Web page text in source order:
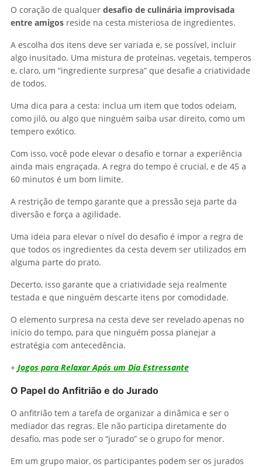
O coração de qualquer desafio de culinária improvisada
entre amigos reside na cesta misteriosa de ingredientes.
A escolha dos itens deve ser variada e, se possível, incluir
algo inusitado. Uma mistura de proteínas, vegetais, temperos
e, claro, um “ingrediente surpresa” que desafie a criatividade
de todos.
Uma dica para a cesta: inclua um item que todos odeiam,
como jiló, ou algo que ninguém saiba usar direito, como um
tempero exótico.
Com isso, você pode elevar o desafio e tornar a experiência
ainda mais engraçada. A regra do tempo é crucial, e de 45 a
60 minutos é um bom limite.
A restrição de tempo garante que a pressão seja parte da
diversão e força a agilidade.
Uma ideia para elevar o nível do desafio é impor a regra de
que todos os ingredientes da cesta devem ser utilizados em
alguma parte do prato.
Decerto, isso garante que a criatividade seja realmente
testada e que ninguém descarte itens por comodidade.
O elemento surpresa na cesta deve ser revelado apenas no
início do tempo, para que ninguém possa planejar a
estratégia com antecedência.
+ Jogos para Relaxar Após um Dia Estressante
O Papel do Anfitrião e do Jurado
O anfitrião tem a tarefa de organizar a dinâmica e ser o
mediador das regras. Ele não participa diretamente do
desafio, mas pode ser o “jurado” se o grupo for menor.
Em um grupo maior, os participantes podem ser os jurados